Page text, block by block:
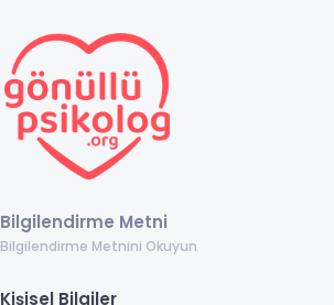
Bilgilendirme Metni
Bilgilendirme Metnini Okuyun
Kişisel Bilgiler